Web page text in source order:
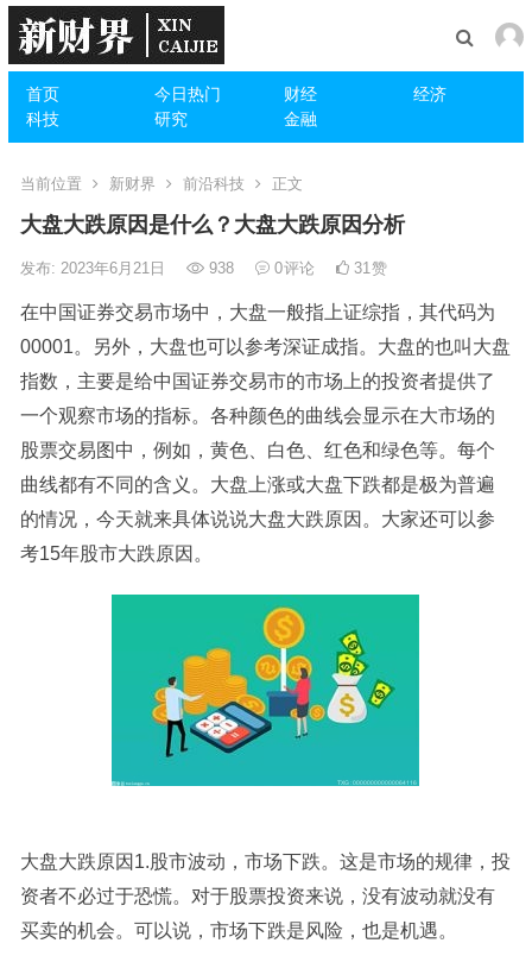
首页 今日热门 财经
经济
科技
研究 金融
当前位置 新财界 前沿科技 正文
大盘大跌原因是什么？大盘大跌原因分析
发布: 2023年6月21日 938 0评论 31赞
在中国证券交易市场中，大盘一般指上证综指，其代码为
00001。另外，大盘也可以参考深证成指。大盘的也叫大盘
指数，主要是给中国证券交易市的市场上的投资者提供了
一个观察市场的指标。各种颜色的曲线会显示在大市场的
股票交易图中，例如，黄色、白色、红色和绿色等。每个
曲线都有不同的含义。大盘上涨或大盘下跌都是极为普遍
的情况，今天就来具体说说大盘大跌原因。大家还可以参
考15年股市大跌原因。
大盘大跌原因1.股市波动，市场下跌。这是市场的规律，投
资者不必过于恐慌。对于股票投资来说，没有波动就没有
买卖的机会。可以说，市场下跌是风险，也是机遇。